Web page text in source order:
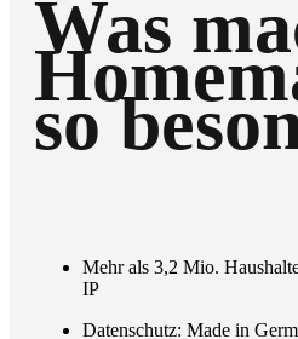
Was
so
Mehr als 3,2 Mio.
IP
Datenschutz: Made in